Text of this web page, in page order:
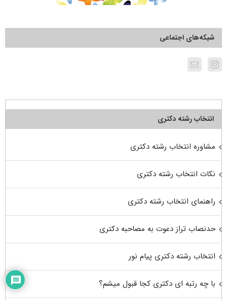
شبکه‌های اجتماعی
انتخاب رشته دکتری
مشاوره انتخاب رشته دکتری
نکات انتخاب رشته دکتری
راهنمای انتخاب رشته دکتری
حدنصاب تراز دعوت به مصاحبه دکتری
انتخاب رشته دکتری پیام نور
با چه رتبه ای دکتری کجا قبول میشم؟